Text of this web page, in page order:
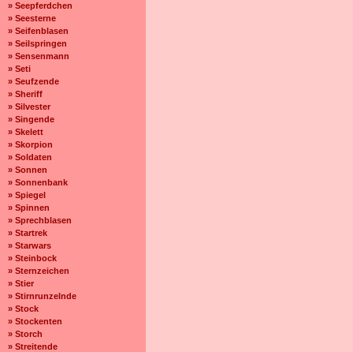
» Seepferdchen
» Seesterne
» Seifenblasen
» Seilspringen
» Sensenmann
» Seti
» Seufzende
» Sheriff
» Silvester
» Singende
» Skelett
» Skorpion
» Soldaten
» Sonnen
» Sonnenbank
» Spiegel
» Spinnen
» Sprechblasen
» Startrek
» Starwars
» Steinbock
» Sternzeichen
» Stier
» Stirnrunzelnde
» Stock
» Stockenten
» Storch
» Streitende